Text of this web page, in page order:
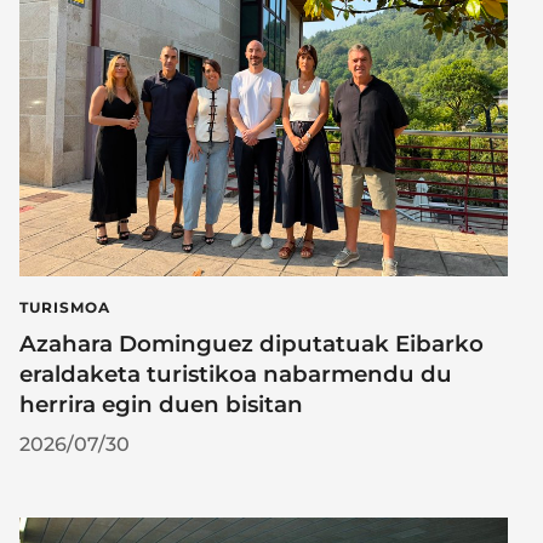
TURISMOA
Azahara Dominguez diputatuak Eibarko
eraldaketa turistikoa nabarmendu du
herrira egin duen bisitan
2026/07/30